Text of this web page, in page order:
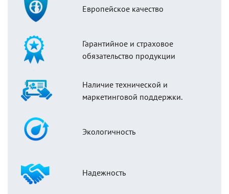
Европейское качество
Гарантийное и страховое
обязательство продукции
Наличие технической и
маркетинговой поддержки.
Экологичность
Надежность